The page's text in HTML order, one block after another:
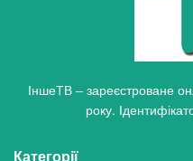
ІншеТВ – зареєстроване
року.
Категорії